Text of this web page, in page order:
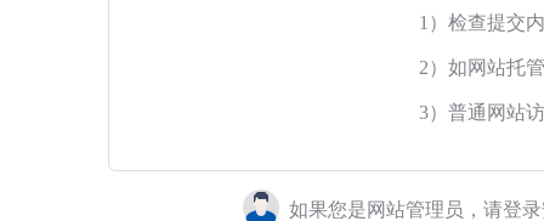
1）检查提交
2）如网站托
3）普通网站
如果您是网站管理员，请登